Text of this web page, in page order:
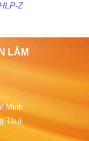
Z
LÂM
Minh
Tàu)